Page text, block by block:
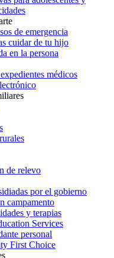
de emergencia
cuidar de tu hijo
en la persona
médicos
de relevo
por el gobierno
campamento
y terapias
Services
personal
First Choice